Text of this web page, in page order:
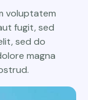
voluptatem
fugit, sed
sed do
magna